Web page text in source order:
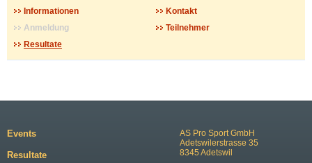
Informationen
Kontakt
Anmeldung
Teilnehmer
Resultate
AS Pro Sport GmbH
Adetswilerstrasse 35
8345 Adetswil
Events
Resultate